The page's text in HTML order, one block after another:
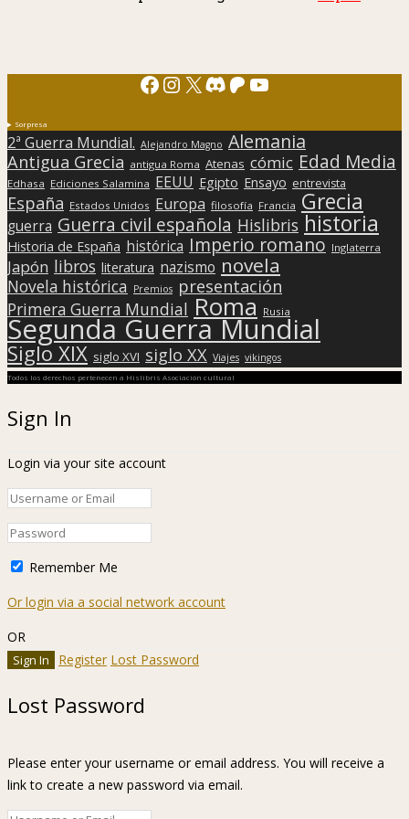
Facebook
Instagram
X Discord
Patreon
YouTube
Sorpresa
2ª Guerra Mundial. Alejandro Magno Alemania
Antigua Grecia antigua Roma Atenas cómic Edad Media
Edhasa Ediciones Salamina EEUU Egipto Ensayo entrevista
España Estados Unidos Europa filosofía Francia Grecia
guerra Guerra civil española Hislibris historia
Historia de España histórica Imperio romano Inglaterra
Japón libros literatura nazismo novela
Novela histórica Premios presentación
Primera Guerra Mundial Roma Rusia
Segunda Guerra Mundial
Siglo XIX siglo XVI siglo XX Viajes vikingos
Todos los derechos pertenecen a Hislibris Asociación cultural
Sign In
Login via your site account
Remember Me
Or login via a social network account
OR
Register Lost Password
Lost Password
Please enter your username or email address. You will receive a
link to create a new password via email.